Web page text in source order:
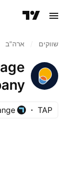
שווקים ארה"ב‏
TAP